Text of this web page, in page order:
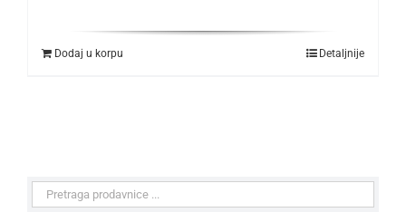
Dodaj u korpu Detaljnije